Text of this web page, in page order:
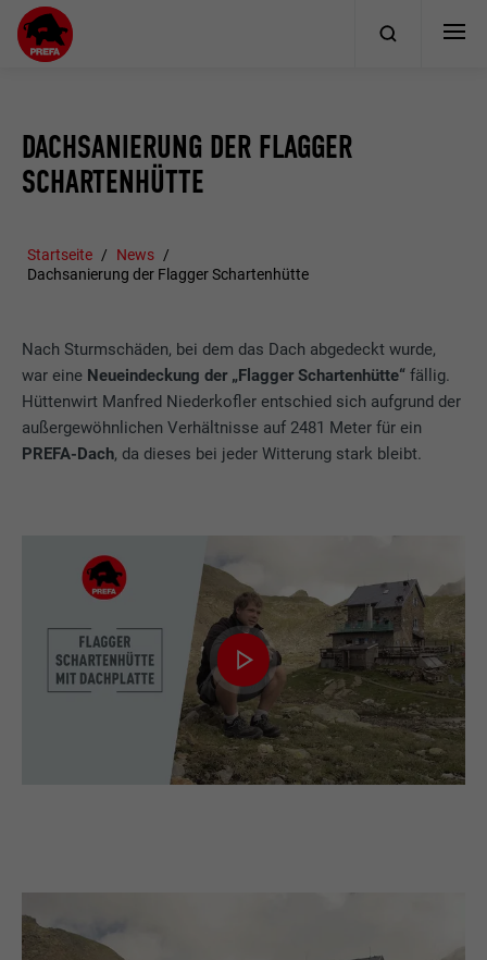
DACHSANIERUNG DER FLAGGER
SCHARTENHÜTTE
Startseite
News
Dachsanierung der Flagger Schartenhütte
Nach Sturmschäden, bei dem das Dach abgedeckt wurde,
war eine Neueindeckung der „Flagger Schartenhütte“ fällig.
Hüttenwirt Manfred Niederkofler entschied sich aufgrund der
außergewöhnlichen Verhältnisse auf 2481 Meter für ein
PREFA-Dach, da dieses bei jeder Witterung stark bleibt.